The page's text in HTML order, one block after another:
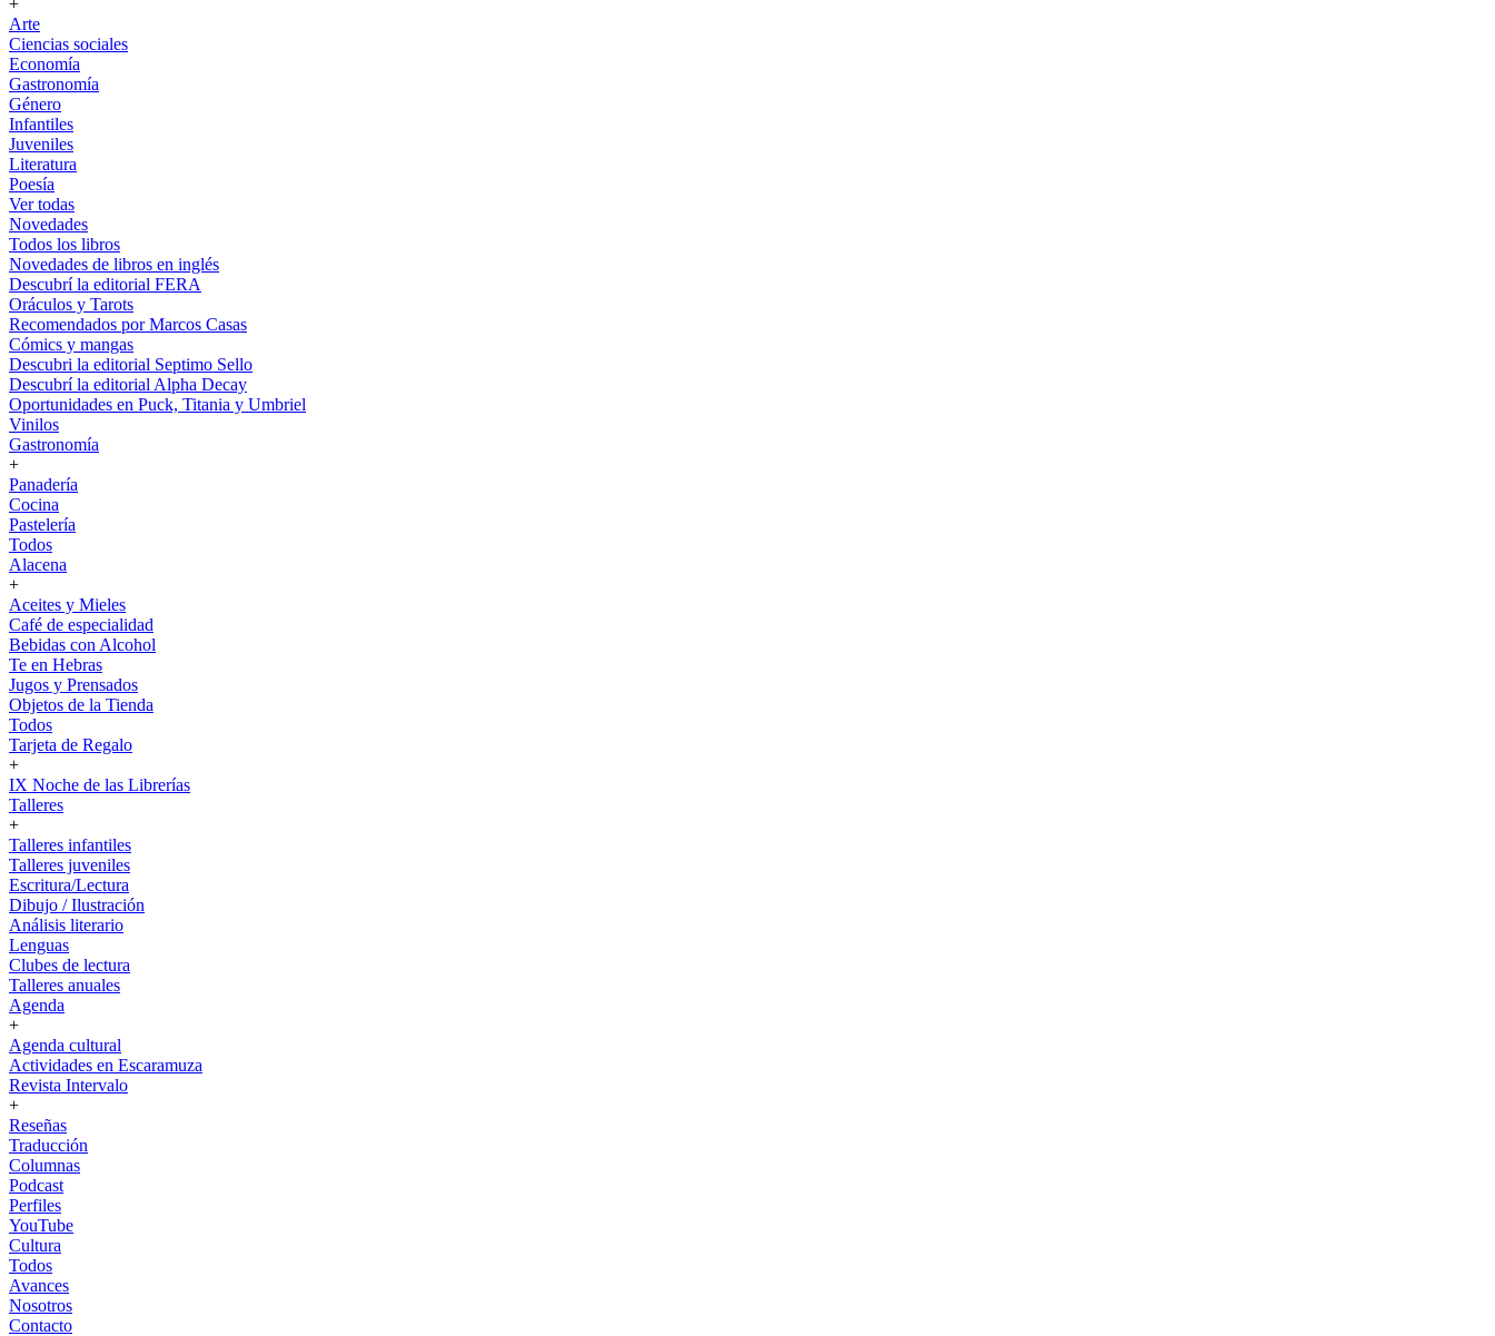
+
Arte
Ciencias sociales
Economía
Gastronomía
Género
Infantiles
Juveniles
Literatura
Poesía
Ver todas
Novedades
Todos los libros
Novedades de libros en inglés
Descubrí la editorial FERA
Oráculos y Tarots
Recomendados por Marcos Casas
Cómics y mangas
Descubri la editorial Septimo Sello
Descubrí la editorial Alpha Decay
Oportunidades en Puck, Titania y Umbriel
Vinilos
Gastronomía
+
Panadería
Cocina
Pastelería
Todos
Alacena
+
Aceites y Mieles
Café de especialidad
Bebidas con Alcohol
Te en Hebras
Jugos y Prensados
Objetos de la Tienda
Todos
Tarjeta de Regalo
+
IX Noche de las Librerías
Talleres
+
Talleres infantiles
Talleres juveniles
Escritura/Lectura
Dibujo / Ilustración
Análisis literario
Lenguas
Clubes de lectura
Talleres anuales
Agenda
+
Agenda cultural
Actividades en Escaramuza
Revista Intervalo
+
Reseñas
Traducción
Columnas
Podcast
Perfiles
YouTube
Cultura
Todos
Avances
Nosotros
Contacto